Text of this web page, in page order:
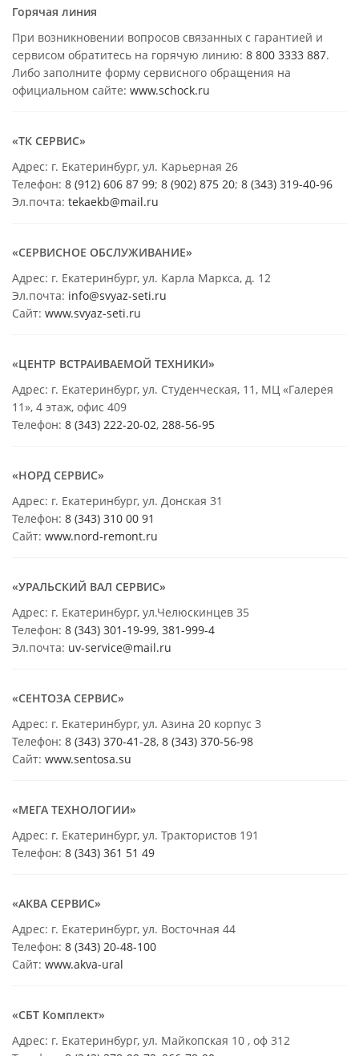
Горячая линия
При возникновении вопросов связанных с гарантией и
сервисом обратитесь на горячую линию: 8 800 3333 887.
Либо заполните форму сервисного обращения на
официальном сайте: www.schock.ru
«ТК СЕРВИС»
Адрес: г. Екатеринбург, ул. Карьерная 26
Телефон: 8 (912) 606 87 99; 8 (902) 875 20; 8 (343) 319-40-96
Эл.почта: tekaekb@mail.ru
«СЕРВИСНОЕ ОБСЛУЖИВАНИЕ»
Адрес: г. Екатеринбург, ул. Карла Маркса, д. 12
Эл.почта: info@svyaz-seti.ru
Сайт: www.svyaz-seti.ru
«ЦЕНТР ВСТРАИВАЕМОЙ ТЕХНИКИ»
Адрес: г. Екатеринбург, ул. Студенческая, 11, МЦ «Галерея
11», 4 этаж, офис 409
Телефон: 8 (343) 222-20-02, 288-56-95
«НОРД СЕРВИС»
Адрес: г. Екатеринбург, ул. Донская 31
Телефон: 8 (343) 310 00 91
Сайт: www.nord-remont.ru
«УРАЛЬСКИЙ ВАЛ СЕРВИС»
Адрес: г. Екатеринбург, ул.Челюскинцев 35
Телефон: 8 (343) 301-19-99, 381-999-4
Эл.почта: uv-service@mail.ru
«СЕНТОЗА СЕРВИС»
Адрес: г. Екатеринбург, ул. Азина 20 корпус 3
Телефон: 8 (343) 370-41-28, 8 (343) 370-56-98
Сайт: www.sentosa.su
«МЕГА ТЕХНОЛОГИИ»
Адрес: г. Екатеринбург, ул. Трактористов 191
Телефон: 8 (343) 361 51 49
«АКВА СЕРВИС»
Адрес: г. Екатеринбург, ул. Восточная 44
Телефон: 8 (343) 20-48-100
Сайт: www.akva-ural
«СБТ Комплект»
Адрес: г. Екатеринбург, ул. Майкопская 10 , оф 312